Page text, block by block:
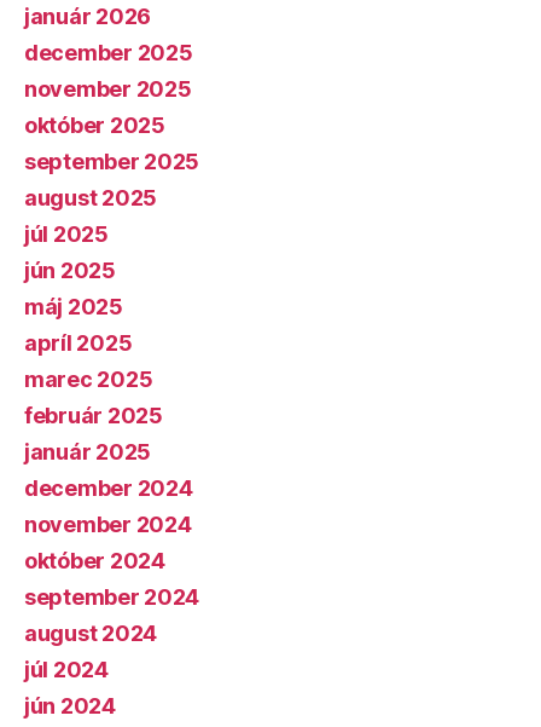
január 2026
december 2025
november 2025
október 2025
september 2025
august 2025
júl 2025
jún 2025
máj 2025
apríl 2025
marec 2025
február 2025
január 2025
december 2024
november 2024
október 2024
september 2024
august 2024
júl 2024
jún 2024